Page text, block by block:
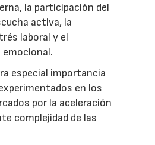
la participación del
activa, la
laboral y el
especial importancia
en los
por la aceleración
complejidad de las